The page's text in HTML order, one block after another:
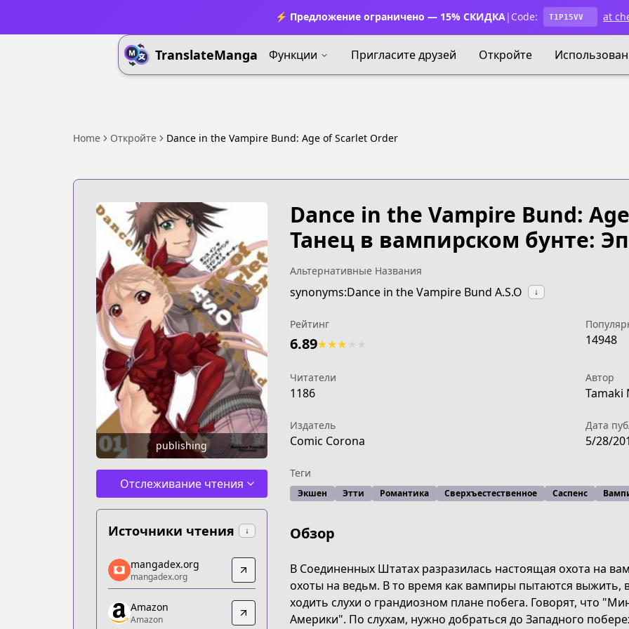
⚡ Предложение ограничено — 15% СКИДКА| Code: T1P15VV at
TranslateManga Функции Пригласите друзей Откройте
Home Откройте Dance in the Vampire Bund: Age of Scarlet Order
publishing
Отслеживание чтения
Источники чтения ↓
mangadex.org
mangadex.org
https://mangadex.org/title/3a1c264a-50b3-491b-ac17-a068a99f3aff
Amazon
mangadex.org
mangadex.org
Amazon
Amazon
Dance in the Vampire Bund:
Танец в вампирском бунте:
Альтернативные Названия
synonyms:Dance in the Vampire Bund A.S.O ↓
Рейтинг
6.89★★★ 14948
Читатели
1186
Автор
Tamaki
Издатель
Comic Corona
Дата
5/28/
Теги
Экшен Этти Романтика Сверхъестественное Саспенс
Обзор
В Соединенных Штатах разразилась настоящая охота на
охоты на ведьм. В то время как вампиры пытаются выжить,
ходить слухи о грандиозном плане побега. Говорят, что
Америки". По слухам, нужно добраться до Западного